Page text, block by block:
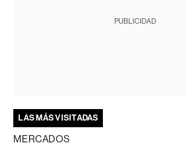
PUBLICIDAD
LAS MÁS VISITADAS
MERCADOS